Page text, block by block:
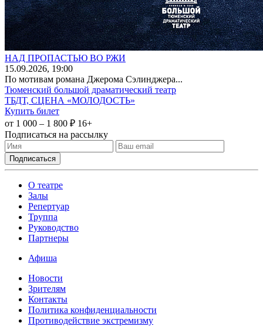
НАД ПРОПАСТЬЮ ВО РЖИ
15.09.2026, 19:00
По мотивам романа Джерома Сэлинджера...
Тюменский большой драматический театр
ТБДТ, СЦЕНА «МОЛОДОСТЬ»
Купить билет
от 1 000 – 1 800 ₽ 16+
Подписаться на рассылку
О театре
Залы
Репертуар
Труппа
Руководство
Партнеры
Афиша
Новости
Зрителям
Контакты
Политика конфиденциальности
Противодействие экстремизму